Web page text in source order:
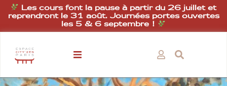
Les cours font la pause à partir du 26 juillet et
reprendront le 31 août. Journées portes ouvertes
les 5 & 6 septembre !